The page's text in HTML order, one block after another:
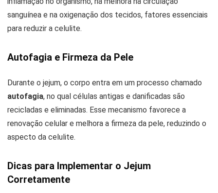
sanguínea e na oxigenação dos tecidos, fatores essenciais
para reduzir a celulite.
Autofagia e Firmeza da Pele
Durante o jejum, o corpo entra em um processo chamado
autofagia, no qual células antigas e danificadas são
recicladas e eliminadas. Esse mecanismo favorece a
renovação celular e melhora a firmeza da pele, reduzindo o
aspecto da celulite.
Dicas para Implementar o Jejum
Corretamente